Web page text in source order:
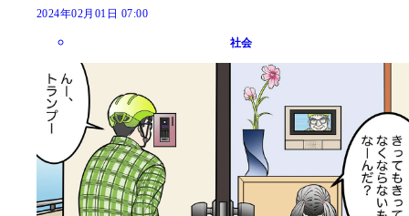
2024年02月01日 07:00
社会